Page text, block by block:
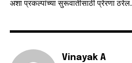
SUBSCRIBE
I've read and accept the Privacy Policy
अशा प्रकल्पांच्या सुरूवातीसाठी प्रेरणा ठरेल.
Vinayak A